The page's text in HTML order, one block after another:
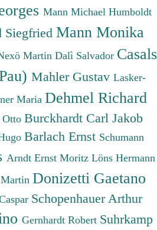
Mann Michael Humboldt
Siegfried Mann Monika
Martin Dalì Salvador Casals
Mahler Gustav Lasker-
Maria Dehmel Richard
Otto Burckhardt Carl Jakob
Barlach Ernst Schumann
Arndt Ernst Moritz Löns Hermann
Donizetti Gaetano
Schopenhauer Arthur
Gernhardt Robert Suhrkamp